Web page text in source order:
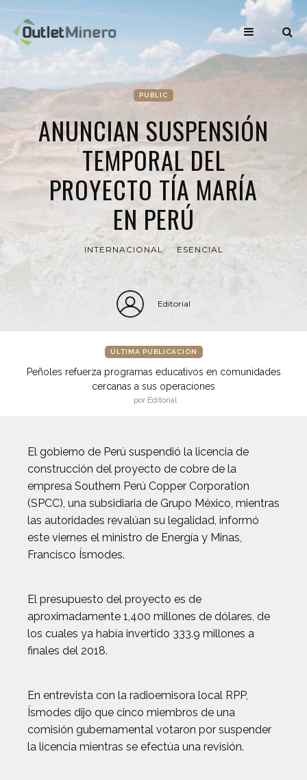
PUBLIC
ANUNCIAN SUSPENSIÓN
TEMPORAL DEL
PROYECTO TÍA MARÍA
EN PERÚ
INTERNACIONAL ESENCIAL
Editorial
ÚLTIMA PUBLICACIÓN
Peñoles refuerza programas educativos en comunidades
cercanas a sus operaciones
por Editorial
El gobierno de Perú suspendió la licencia de
construcción del proyecto de cobre de la
empresa Southern Perú Copper Corporation
(SPCC), una subsidiaria de Grupo México, mientras
las autoridades revalúan su legalidad, informó
este viernes el ministro de Energía y Minas,
Francisco Ísmodes.
El presupuesto del proyecto es de
aproximadamente 1,400 millones de dólares, de
los cuales ya había invertido 333.9 millones a
finales del 2018.
En entrevista con la radioemisora local RPP,
Ísmodes dijo que cinco miembros de una
comisión gubernamental votaron por suspender
la licencia mientras se efectúa una revisión.